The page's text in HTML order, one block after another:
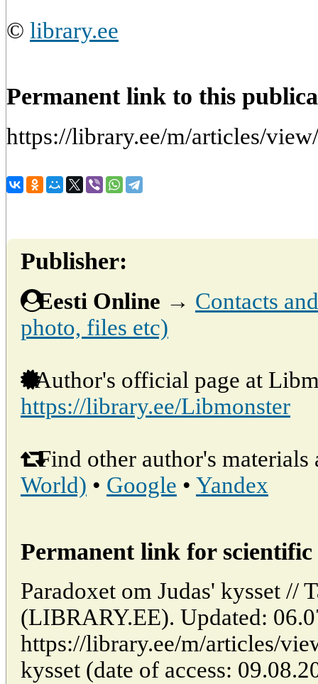
© library.ee
Permanent link to this
https://library.ee/m/articles/
Publisher:
Eesti Online → Contacts
photo, files etc)
Author's official page at
https://library.ee/Libmonster
Find other author's materials
World) • Google • Yandex
Permanent link for
Paradoxet om Judas' kysset //
(LIBRARY.EE). Updated:
https://library.ee/m/articles/
kysset (date of access: